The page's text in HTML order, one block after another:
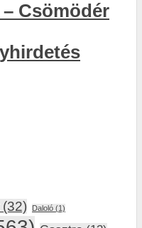
Csömödér
(32) Daloló (1)